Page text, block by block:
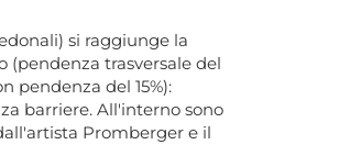
si raggiunge la
(pendenza trasversale del
pendenza del 15%):
barriere. All'interno sono
Promberger e il